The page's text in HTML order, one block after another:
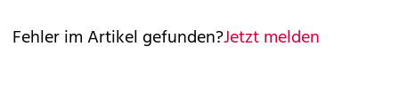
Fehler im Artikel gefunden?Jetzt melden